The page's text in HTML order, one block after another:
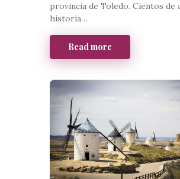
provincia de Toledo. Cientos de
historia…
Read more